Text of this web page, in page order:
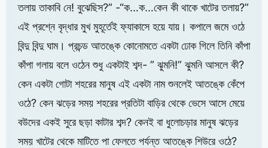
তলায় তাকাবি নে! বুঝেছিস?” -“ক…ক…কেন কী থাকে খাটের তলায়?”
এই প্রশ্নে বৃদ্ধার মুখ মুহূর্তেই ফ্যাকাসে হয়ে যায়। কপালে জমে ওঠে
বিন্দু বিন্দু ঘাম। প্রচন্ড আতঙ্কে কোনোমতে একটা ঢোক গিলে তিনি কাঁপা
কাঁপা গলায় বলে ওঠেন শুধু একটাই শব্দ- ” ঝুমনি!” ঝুমনি আসলে কী?
কেন একটা গোটা শহরের মানুষ এই একটা নাম শুনলেই আতঙ্কে কেঁপে
ওঠে? কেন ঝড়ের সময় শহরের প্রতিটা বাড়ির থেকে ভেসে আসে মেয়ে
বউদের একই সুরে ছড়া কাটার শব্দ? কেনই বা ধুলোচড়ার মানুষ ঝড়ের
সময় খাটের থেকে মাটিতে পা ফেলতে পর্যন্ত আতঙ্কে শিউরে ওঠে?